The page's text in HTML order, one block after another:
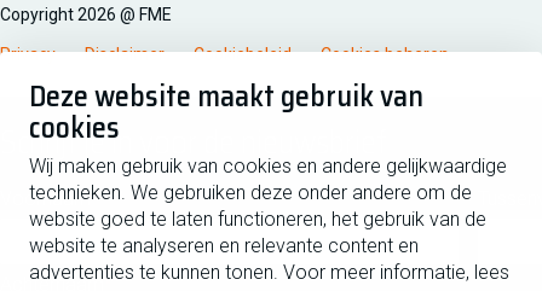
Deze website maakt gebruik van
cookies
Wij maken gebruik van cookies en andere gelijkwaardige
technieken. We gebruiken deze onder andere om de
website goed te laten functioneren, het gebruik van de
website te analyseren en relevante content en
advertenties te kunnen tonen. Voor meer informatie, lees
Copyright 2026 @ FME
Privacy Disclaimer Cookiebeleid Cookies beheren
Schrijf je in voor de nieuwsbrief
Voornaam
Achternaam